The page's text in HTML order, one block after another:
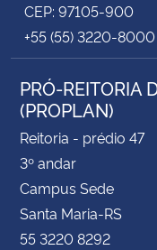
CEP: 97105-900
+55 (55) 3220-8000
PRÓ-REITORIA
(PROPLAN)
Reitoria - prédio 47
3º andar
Campus Sede
Santa Maria-RS
55 3220 8292